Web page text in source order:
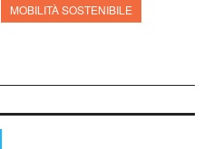
MOBILITÀ SOSTENIBILE